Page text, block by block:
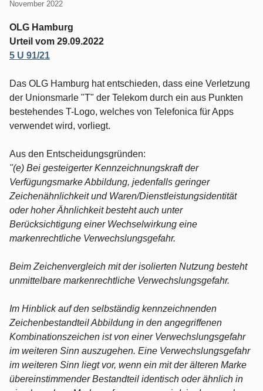
November 2022
OLG Hamburg
Urteil vom 29.09.2022
5 U 91/21
Das OLG Hamburg hat entschieden, dass eine Verletzung
der Unionsmarle "T" der Telekom durch ein aus Punkten
bestehendes T-Logo, welches von Telefonica für Apps
verwendet wird, vorliegt.
Aus den Entscheidungsgründen:
"(e) Bei gesteigerter Kennzeichnungskraft der
Verfügungsmarke Abbildung, jedenfalls geringer
Zeichenähnlichkeit und Waren/Dienstleistungsidentität
oder hoher Ähnlichkeit besteht auch unter
Berücksichtigung einer Wechselwirkung eine
markenrechtliche Verwechslungsgefahr.
Beim Zeichenvergleich mit der isolierten Nutzung besteht
unmittelbare markenrechtliche Verwechslungsgefahr.
Im Hinblick auf den selbständig kennzeichnenden
Zeichenbestandteil Abbildung in den angegriffenen
Kombinationszeichen ist von einer Verwechslungsgefahr
im weiteren Sinn auszugehen. Eine Verwechslungsgefahr
im weiteren Sinn liegt vor, wenn ein mit der älteren Marke
übereinstimmender Bestandteil identisch oder ähnlich in